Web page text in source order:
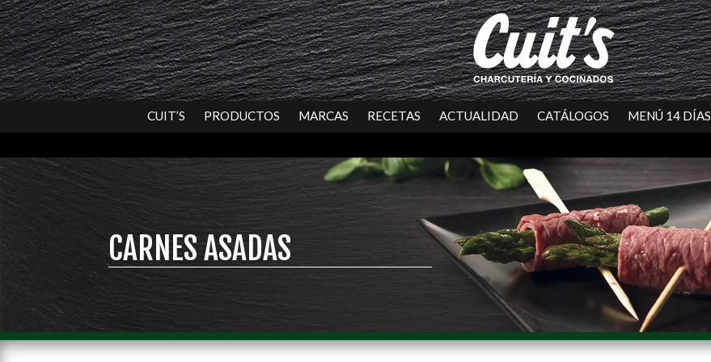
CUIT’S PRODUCTOS MARCAS RECETAS ACTUALIDAD CATÁLOGOS MENÚ 14 DÍAS
CARNES ASADAS